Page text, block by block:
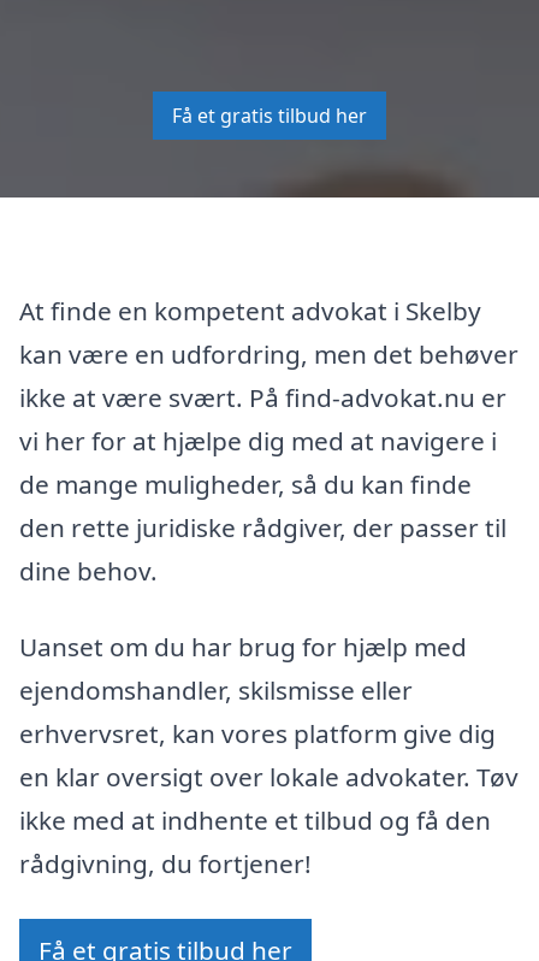
Få et gratis tilbud her
At finde en kompetent advokat i Skelby
kan være en udfordring, men det behøver
ikke at være svært. På find-advokat.nu er
vi her for at hjælpe dig med at navigere i
de mange muligheder, så du kan finde
den rette juridiske rådgiver, der passer til
dine behov.
Uanset om du har brug for hjælp med
ejendomshandler, skilsmisse eller
erhvervsret, kan vores platform give dig
en klar oversigt over lokale advokater. Tøv
ikke med at indhente et tilbud og få den
rådgivning, du fortjener!
Få et gratis tilbud her